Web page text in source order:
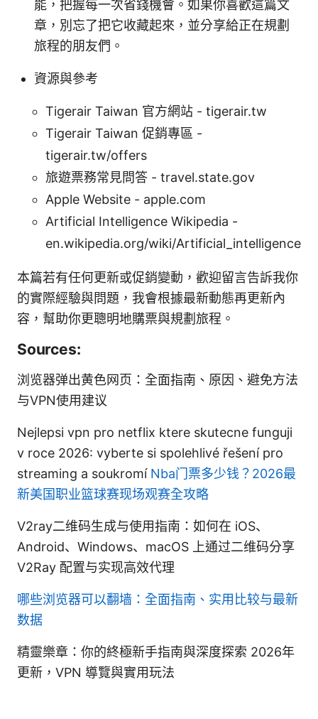
能，把握每一次省錢機會。如果你喜歡這篇文
章，別忘了把它收藏起來，並分享給正在規劃
旅程的朋友們。
資源與參考
Tigerair Taiwan 官方網站 - tigerair.tw
Tigerair Taiwan 促銷專區 -
tigerair.tw/offers
旅遊票務常見問答 - travel.state.gov
Apple Website - apple.com
Artificial Intelligence Wikipedia -
en.wikipedia.org/wiki/Artificial_intelligence
本篇若有任何更新或促銷變動，歡迎留言告訴我你
的實際經驗與問題，我會根據最新動態再更新內
容，幫助你更聰明地購票與規劃旅程。
Sources:
浏览器弹出黄色网页：全面指南、原因、避免方法
与VPN使用建议
Nejlepsi vpn pro netflix ktere skutecne funguji
v roce 2026: vyberte si spolehlivé řešení pro
streaming a soukromí Nba门票多少钱？2026最
新美国职业篮球赛现场观赛全攻略
V2ray二维码生成与使用指南：如何在 iOS、
Android、Windows、macOS 上通过二维码分享
V2Ray 配置与实现高效代理
哪些浏览器可以翻墙：全面指南、实用比较与最新
数据
精靈樂章：你的終極新手指南與深度探索 2026年
更新，VPN 導覽與實用玩法